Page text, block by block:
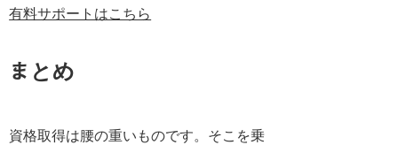
有料サポートはこちら
まとめ
資格取得は腰の重いものです。そこを乗